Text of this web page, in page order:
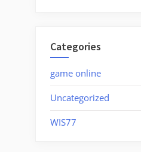
Categories
game online
Uncategorized
WIS77